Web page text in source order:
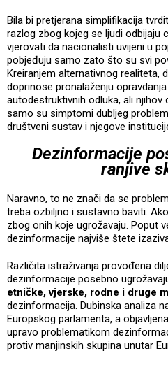
Bila bi pretjerana simplifikacija
razlog zbog kojeg se ljudi odbijaju
vjerovati da nacionalisti uvijeni u
pobjeđuju samo zato što su svi
Kreiranjem alternativnog realiteta,
doprinose pronalaženju
autodestruktivnih odluka, ali njihov
samo su simptomi dubljeg
društveni sustav i njegove
Dezinformacije
ranjive
Naravno, to ne znači da se
treba ozbiljno i sustavno baviti.
zbog onih koje ugrožavaju. Poput
dezinformacije najviše štete
Različita istraživanja provođena
dezinformacije posebno
etničke, vjerske, rodne i druge
dezinformacija. Dubinska analiza
Europskog parlamenta, a
upravo problematikom
protiv manjinskih skupina unutar